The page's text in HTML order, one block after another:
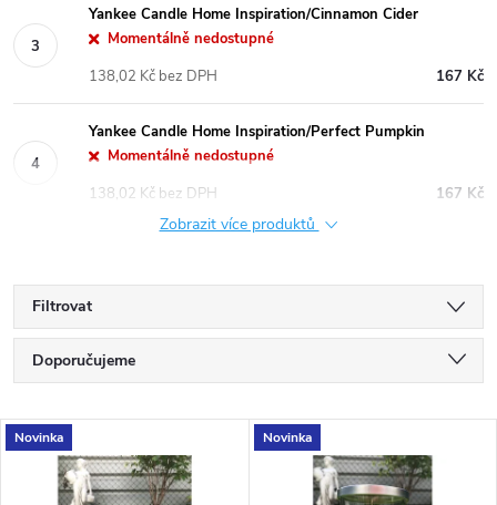
Yankee Candle Home Inspiration/Cinnamon Cider
Momentálně nedostupné
167 Kč
138,02 Kč bez DPH
Yankee Candle Home Inspiration/Perfect Pumpkin
Momentálně nedostupné
167 Kč
138,02 Kč bez DPH
Zobrazit více produktů
Filtrovat
Ř
a
Doporučujeme
Nejdražší
Nejprodávanější
V
Novinka Novinka